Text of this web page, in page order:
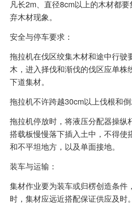
凡长2m、直径8cm以上的木材都
弃木材现象。
安全与停车要求：
拖拉机在伐区绞集木材和途中行驶
木，进入择伐和渐伐的伐区应单株
下道集材。
拖拉机不许跨越30cm以上伐根和倒
拖拉机停放时，将液压分配器操纵
搭载板慢慢落下插入土中，不得使
和不平坦地方，以及单面接地。
装车与运输：
集材作业要为装车或归楞创造条件
时，集材应远近搭配保证供应及时。